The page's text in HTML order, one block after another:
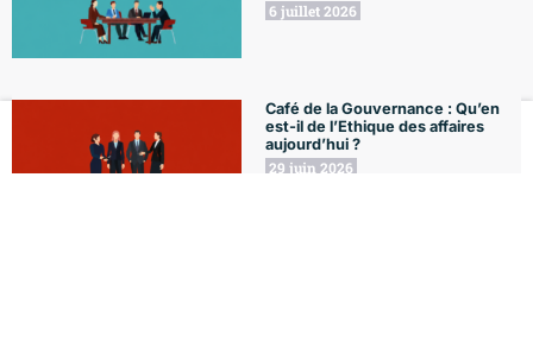
6 juillet 2026
Café de la Gouvernance : Qu’en
est-il de l’Ethique des affaires
aujourd’hui ?
29 juin 2026
Formations L'Agenda Le Blog